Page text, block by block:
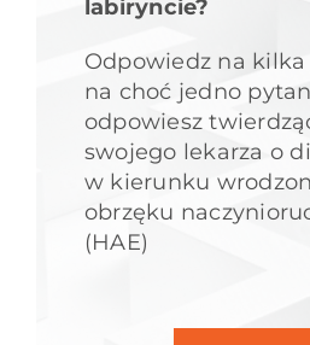
labiryncie?
Odpowiedz na
na choć jedno
odpowiesz
swojego lekarza o
w kierunku
obrzęku
(HAE)